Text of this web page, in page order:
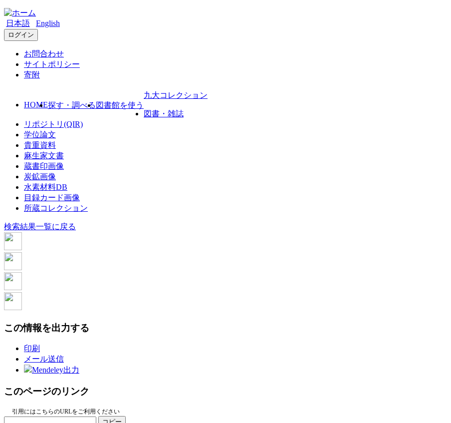
日本語 English
ログイン
お問合わせ
サイトポリシー
寄附
HOME探す・調べる 図書館を使う
九大コレクション
図書・雑誌
リポジトリ(QIR)
学位論文
貴重資料
麻生家文書
蔵書印画像
炭鉱画像
水素材料DB
目録カード画像
所蔵コレクション
検索結果一覧に戻る
この情報を出力する
印刷
メール送信
Mendeley出力
このページのリンク
引用にはこちらのURLをご利用ください